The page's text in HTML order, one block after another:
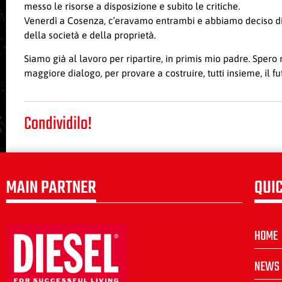
messo le risorse a disposizione e subito le critiche.
Venerdì a Cosenza, c’eravamo entrambi e abbiamo
della società e della proprietà.
Siamo già al lavoro per ripartire, in primis mio padre.
maggiore dialogo, per provare a costruire, tutti insieme, il
Condividilo!
MAIN PARTNER
HOME
NEWS